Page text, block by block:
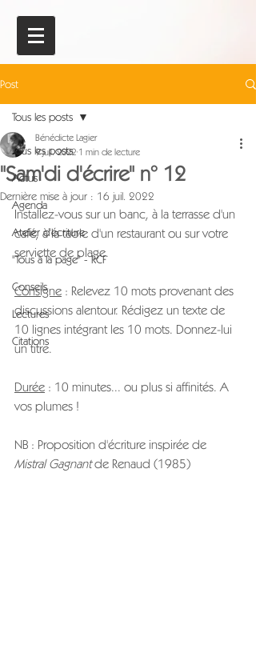
Post
Tous les posts
Actus
Agenda
Atelier d'écriture
"Tous à la page" - RCF
Conseils
Lectures
Citations
Tous les posts
"Sam'di d'écrire" n° 12
Bénédicte Lagier
9 juil. 2022 1 min de lecture
Dernière mise à jour : 16 juil. 2022
Installez-vous sur un banc, à la terrasse d'un
café, à la table d'un restaurant ou sur votre
serviette de plage.
Consigne : Relevez 10 mots provenant des
discussions alentour. Rédigez un texte de
10 lignes intégrant les 10 mots. Donnez-lui
un titre.
Durée : 10 minutes... ou plus si affinités. A
vos plumes !
NB : Proposition d'écriture inspirée de
Mistral Gagnant de Renaud (1985)